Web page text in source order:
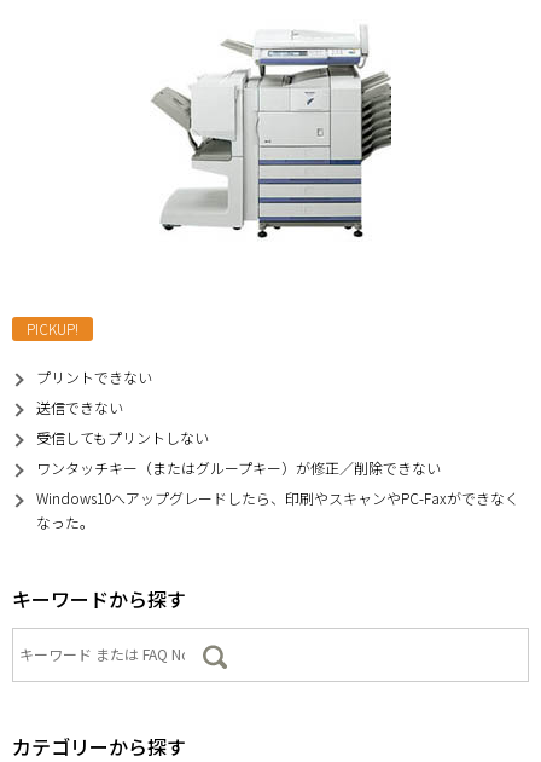
PICKUP!
プリントできない
送信できない
受信してもプリントしない
ワンタッチキー（またはグループキー）が修正／削除できない
Windows10へアップグレードしたら、印刷やスキャンやPC-Faxができなく
なった。
キーワードから探す
カテゴリーから探す